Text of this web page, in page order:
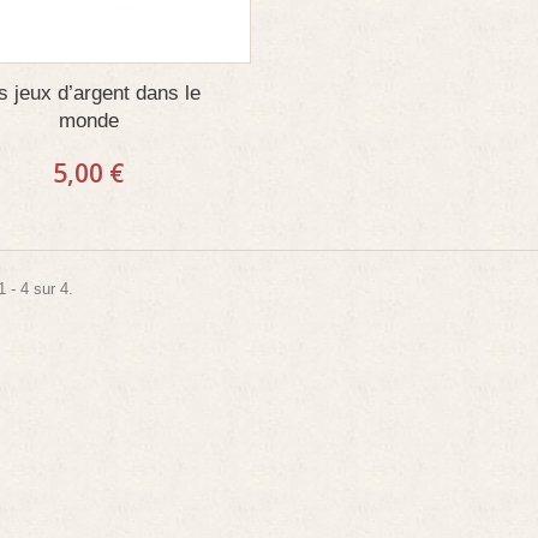
jeux d’argent dans le
monde
5,00 €
- 4 sur 4.